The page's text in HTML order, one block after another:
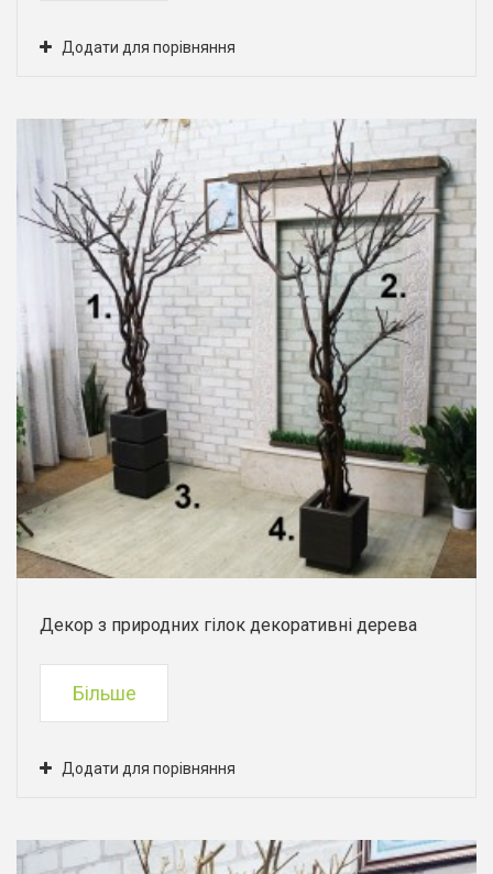
Додати для порівняння
Декор з природних гілок декоративні дерева
Більше
Додати для порівняння